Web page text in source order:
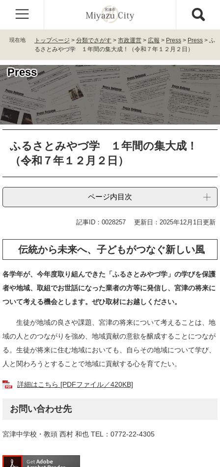
で
す
。
ば
し
て
本
文
へ
現在地 トップページ > 分類でさがす > 市政運営 > 広報 > Press > Press > ふ
るさとみやづ学 １年間の集大成！（令和７年１２月２日）
Press
ふるさとみやづ学 １年間の集大成！
（令和７年１２月２日）
ページ内目次
記事ID：0028257 更新日：2025年12月1日更新
伝統から未来へ、子どもがつなぐ新しい風
各学年が、今年度取り組んできた「ふるさとみやづ学」の学びを保護
者や地域、取組でお世話になった業者の方等に発信し、宮津の将来に
ついて考える機会とします。ぜひ取材にお越しください。
生徒が地域の良さや課題、宮津の将来について考えることは、地
域の人とのつながりを強め、地域貢献の意欲を醸成することにつなが
る。生徒が将来に住む地域においても、自らその地域について学び、
人と関わろうとすることで地域に貢献する心を育てたい。
詳細はこちら [PDFファイル／420KB]
お問い合わせ先
宮津中学校・教頭 西村 和也 TEL：0772-22-4305